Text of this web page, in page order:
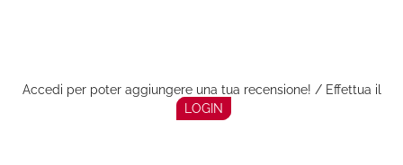
Accedi per poter aggiungere una tua recensione! / Effettua il
LOGIN